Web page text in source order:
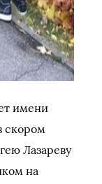
имени
скором
Лазареву
на